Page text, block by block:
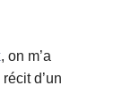
, on m’a
d’un